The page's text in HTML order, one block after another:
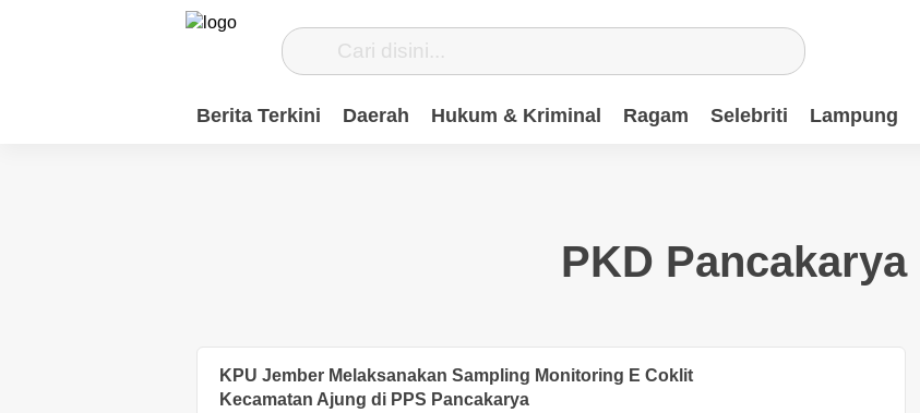
Berita Terkini Daerah Hukum & Kriminal Ragam Selebriti Lampung
PKD Pancakarya
KPU Jember Melaksanakan Sampling Monitoring E Coklit
Kecamatan Ajung di PPS Pancakarya